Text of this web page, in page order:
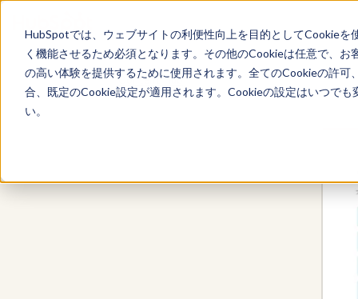
HubSpotでは、ウェブサイトの利便性向上を目的としてCookie
く機能させるため必須となります。その他のCookieは任意で、
の高い体験を提供するために使用されます。全てのCookieの許
合、既定のCookie設定が適用されます。Cookieの設定はいつで
い。
Content Hub